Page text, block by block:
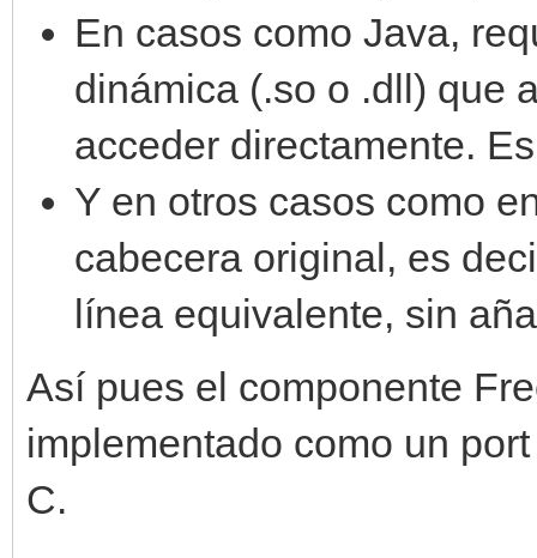
En casos como Java,
dinámica (.so o .dll) que
acceder directamente.
Y en otros casos como
cabecera original, es
línea equivalente, sin
Así pues el componente
implementado como un
C.